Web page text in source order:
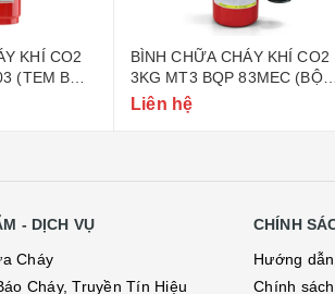
KHÍ CO2
(TEM BỘ
BÌNH CHỮA CHÁY KHÍ CO2
3KG MT3 BQP 83MEC (BỘ
QUỐC PHÒNG)
Liên hệ
- DỊCH VỤ
Cháy
Cháy, Truyền Tín Hiệu
CHÍNH
Hướng
Chính